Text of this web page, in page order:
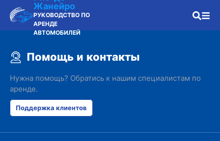
Жанейро
РУКОВОДСТВО ПО
АРЕНДЕ
АВТОМОБИЛЕЙ
Помощь и контакты
Нужна помощь? Обратись к нашим специалистам по
аренде.
Поддержка клиентов